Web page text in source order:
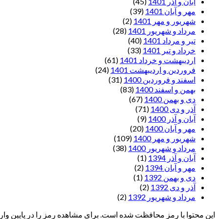
مهر و آبان 1401
(39)
شهریور و مهر 1401
(2)
مرداد و شهریور 1401
(28)
تیر و مرداد 1401
(40)
خرداد و تیر 1401
(33)
اردیبهشت و خرداد 1401
(61)
فروردین و اردیبهشت 1401
(24)
اسفند و فروردین 1400
(31)
بهمن و اسفند 1400
(83)
دی و بهمن 1400
(67)
آذر و دی 1400
(71)
آبان و آذر 1400
(9)
مهر و آبان 1400
(20)
شهریور و مهر 1400
(109)
مرداد و شهریور 1400
(38)
آبان و آذر 1394
(1)
مهر و آبان 1394
(2)
دی و بهمن 1392
(1)
آذر و دی 1392
(2)
مرداد و شهریور 1392
(2)
این محتوا با رمز محافظت شده است. برای مشاهده رمز را در پایین